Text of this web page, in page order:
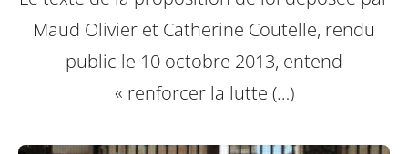
Maud Olivier et Catherine Coutelle, rendu
public le 10 octobre 2013, entend
« renforcer la lutte (…)